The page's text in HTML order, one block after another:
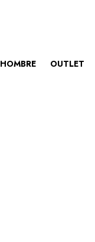
HOMBRE OUTLET